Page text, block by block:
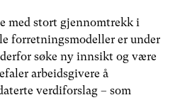
med stort gjennomtrekk i
forretningsmodeller er under
søke ny innsikt og være
arbeidsgivere å
verdiforslag – som